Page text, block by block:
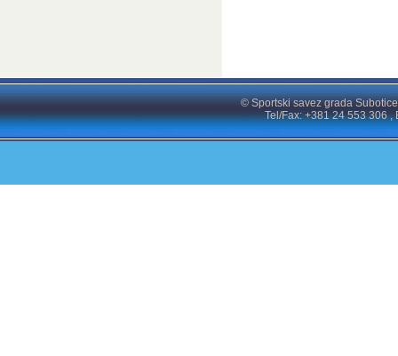
© Sportski savez grada
Tel/Fax: +381 24 553 306 ,